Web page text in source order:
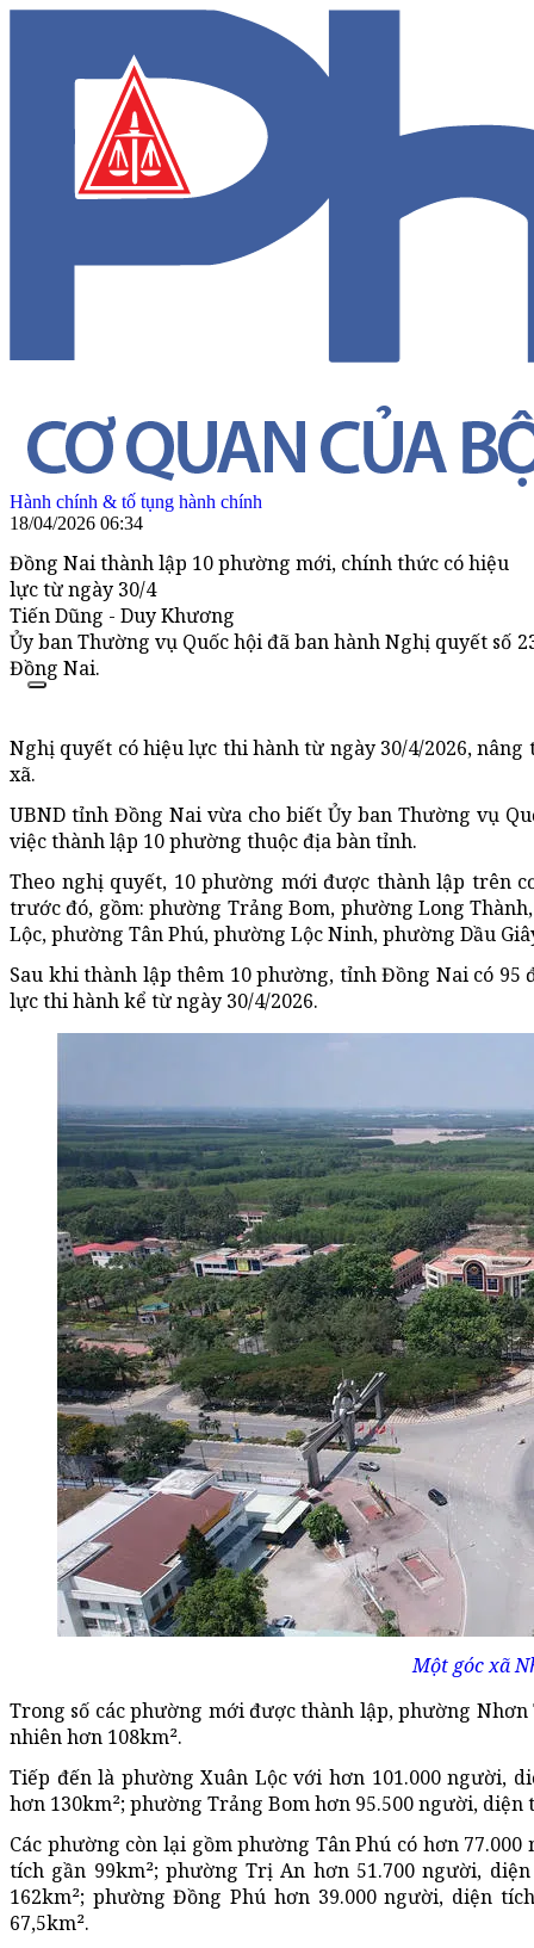
Hành chính & tố tụng hành chính
18/04/2026 06:34
Đồng Nai thành lập 10 phường mới, chính thức có hiệu
lực từ ngày 30/4
Tiến Dũng - Duy Khương
Ủy ban Thường vụ Quốc hội đã ban hành Nghị quyết số
Đồng Nai.
Nghị quyết có hiệu lực thi hành từ ngày 30/4/2026,
xã.
UBND tỉnh Đồng Nai vừa cho biết Ủy ban Thường vụ
việc thành lập 10 phường thuộc địa bàn tỉnh.
Theo nghị quyết, 10 phường mới được thành lập trên
trước đó, gồm: phường Trảng Bom, phường Long
Lộc, phường Tân Phú, phường Lộc Ninh, phường Dầu
Sau khi thành lập thêm 10 phường, tỉnh Đồng Nai có
lực thi hành kể từ ngày 30/4/2026.
Một góc xã
Trong số các phường mới được thành lập, phường
nhiên hơn 108km².
Tiếp đến là phường Xuân Lộc với hơn 101.000 người,
hơn 130km²; phường Trảng Bom hơn 95.500 người, diện
Các phường còn lại gồm phường Tân Phú có hơn
tích gần 99km²; phường Trị An hơn 51.700 người,
162km²; phường Đồng Phú hơn 39.000 người, diện
67,5km².